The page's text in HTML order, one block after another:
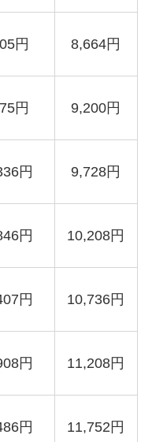
円 8,664円
円 9,200円
円 9,728円
円 10,208円
円 10,736円
円 11,208円
円 11,752円